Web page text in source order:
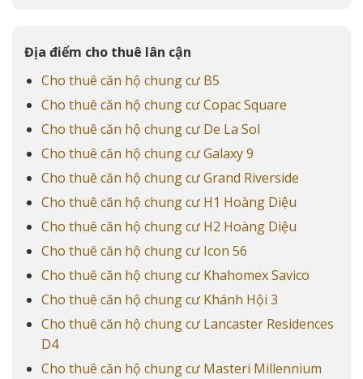
Địa điểm cho thuê lân cận
Cho thuê căn hộ chung cư B5
Cho thuê căn hộ chung cư Copac Square
Cho thuê căn hộ chung cư De La Sol
Cho thuê căn hộ chung cư Galaxy 9
Cho thuê căn hộ chung cư Grand Riverside
Cho thuê căn hộ chung cư H1 Hoàng Diệu
Cho thuê căn hộ chung cư H2 Hoàng Diệu
Cho thuê căn hộ chung cư Icon 56
Cho thuê căn hộ chung cư Khahomex Savico
Cho thuê căn hộ chung cư Khánh Hội 3
Cho thuê căn hộ chung cư Lancaster Residences
D4
Cho thuê căn hộ chung cư Masteri Millennium